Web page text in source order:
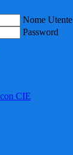
Nome Utente
Password
CIE